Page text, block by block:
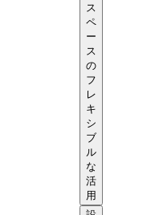
ス
ペ
ー
ス
の
フ
レ
キ
シ
ブ
ル
な
活
用